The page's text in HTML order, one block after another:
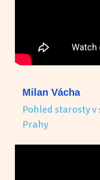
Milan Vácha
Pohled starosty
Prahy